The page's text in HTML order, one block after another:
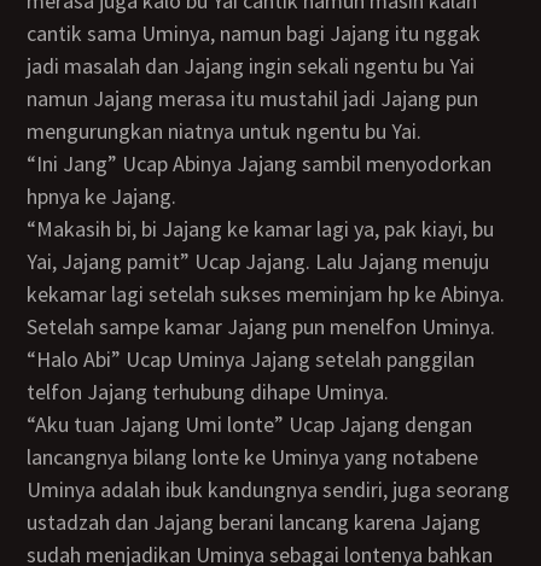
cantik sama Uminya, namun bagi Jajang itu nggak
jadi masalah dan Jajang ingin sekali ngentu bu Yai
namun Jajang merasa itu mustahil jadi Jajang pun
mengurungkan niatnya untuk ngentu bu Yai.
“Ini Jang” Ucap Abinya Jajang sambil menyodorkan
hpnya ke Jajang.
“Makasih bi, bi Jajang ke kamar lagi ya, pak kiayi, bu
Yai, Jajang pamit” Ucap Jajang. Lalu Jajang menuju
kekamar lagi setelah sukses meminjam hp ke Abinya.
Setelah sampe kamar Jajang pun menelfon Uminya.
“Halo Abi” Ucap Uminya Jajang setelah panggilan
telfon Jajang terhubung dihape Uminya.
“Aku tuan Jajang Umi lonte” Ucap Jajang dengan
lancangnya bilang lonte ke Uminya yang notabene
Uminya adalah ibuk kandungnya sendiri, juga seorang
ustadzah dan Jajang berani lancang karena Jajang
sudah menjadikan Uminya sebagai lontenya bahkan